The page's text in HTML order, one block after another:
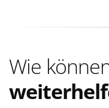
Wie